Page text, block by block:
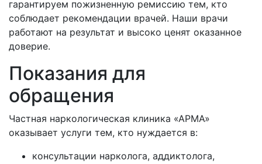
гарантируем пожизненную ремиссию тем, кто
соблюдает рекомендации врачей. Наши врачи
работают на результат и высоко ценят оказанное
доверие.
Показания для
обращения
Частная наркологическая клиника «АРМА»
оказывает услуги тем, кто нуждается в:
консультации нарколога, аддиктолога,